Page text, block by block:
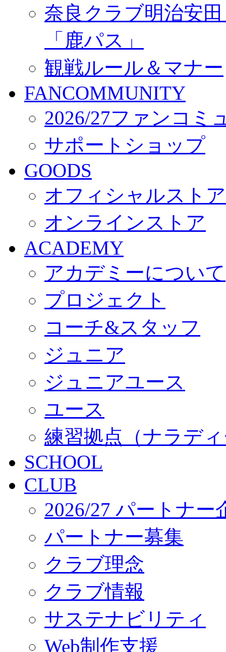
奈良クラブ明治安
「鹿パス」
観戦ルール＆マナー
FANCOMMUNITY
2026/27ファンコミ
サポートショップ
GOODS
オフィシャルスト
オンラインストア
ACADEMY
アカデミーについて
プロジェクト
コーチ&スタッフ
ジュニア
ジュニアユース
ユース
練習拠点（ナラデ
SCHOOL
CLUB
2026/27 パートナー
パートナー募集
クラブ理念
クラブ情報
サステナビリティ
Web制作支援